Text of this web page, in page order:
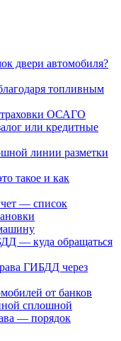
двери автомобиля?
топливным
ОСАГО
или кредитные
линии разметки
такое и как
— список
— куда обращаться
ГИБДД через
от банков
сплошной
— порядок